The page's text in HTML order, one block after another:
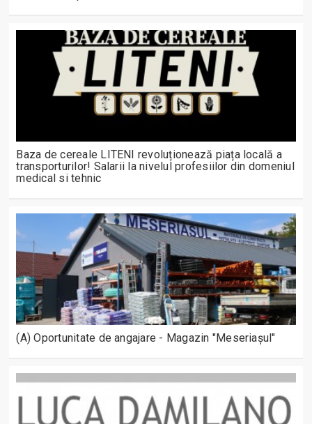
Baza de cereale LITENI revoluționează piața locală a
transporturilor! Salarii la nivelul profesiilor din domeniul
medical si tehnic
(A) Oportunitate de angajare - Magazin "Meseriașul"